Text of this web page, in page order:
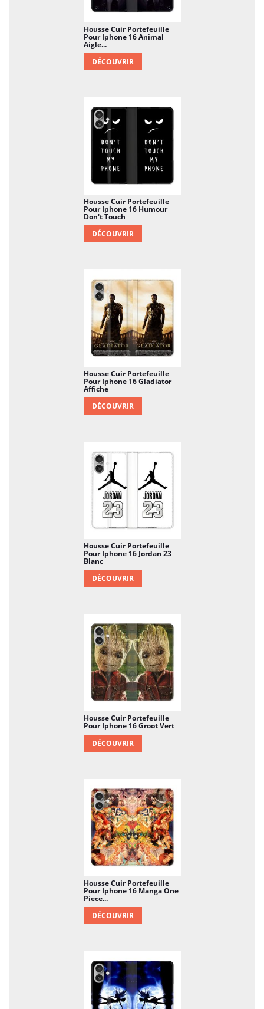
Housse Cuir Portefeuille
Pour Iphone 16 Animal
Aigle...
DÉCOUVRIR
Housse Cuir Portefeuille
Pour Iphone 16 Humour
Don't Touch
DÉCOUVRIR
Housse Cuir Portefeuille
Pour Iphone 16 Gladiator
Affiche
DÉCOUVRIR
Housse Cuir Portefeuille
Pour Iphone 16 Jordan 23
Blanc
DÉCOUVRIR
Housse Cuir Portefeuille
Pour Iphone 16 Groot Vert
DÉCOUVRIR
Housse Cuir Portefeuille
Pour Iphone 16 Manga One
Piece...
DÉCOUVRIR